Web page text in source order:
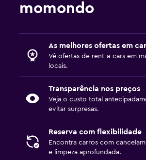
momondo
As melhores ofertas em
Vê ofertas de rent-a-cars em
locais.
Transparência nos preços
Veja o custo total
evitar surpresas.
Reserva com flexibilidade
Encontra carros com
e limpeza aprofundada.